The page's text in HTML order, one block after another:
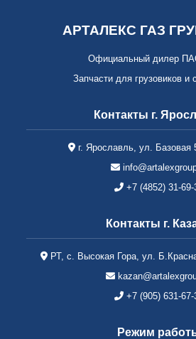
АРТАЛЕКС ГАЗ
Официальный дилер
Запчасти для грузовиков и
Контакты г.
г. Ярославль, ул.
+7 (4852) 31-69-
Контакты г.
РТ, с. Высокая Гора, ул.
+7 (905) 631-67-
Режим